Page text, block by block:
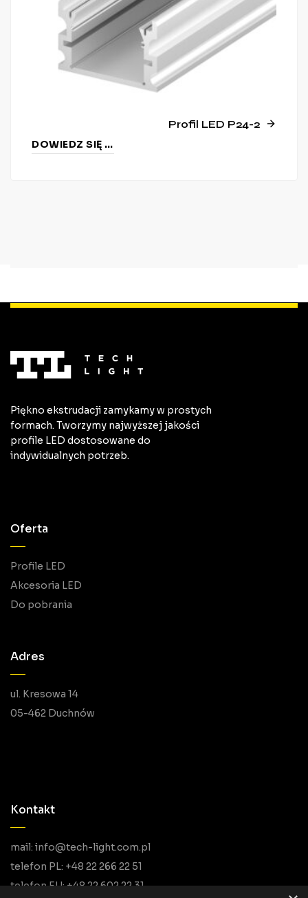
Profil LED P24-2
DOWIEDZ SIĘ WIĘCEJ
Piękno ekstrudacji zamykamy w prostych
formach. Tworzymy najwyższej jakości
profile LED dostosowane do
indywidualnych potrzeb.
Oferta
Profile LED
Akcesoria LED
Do pobrania
Adres
ul. Kresowa 14
05-462 Duchnów
Kontakt
mail: info@tech-light.com.pl
telefon PL: +48 22 266 22 51
telefon EU: +48 22 602 22 31